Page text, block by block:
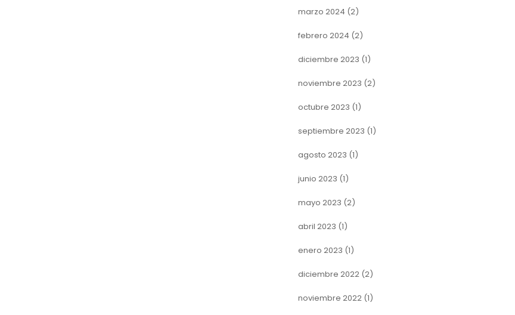
marzo 2024 (2)
febrero 2024 (2)
diciembre 2023 (1)
noviembre 2023 (2)
octubre 2023 (1)
septiembre 2023 (1)
agosto 2023 (1)
junio 2023 (1)
mayo 2023 (2)
abril 2023 (1)
enero 2023 (1)
diciembre 2022(2)
noviembre 2022(1)